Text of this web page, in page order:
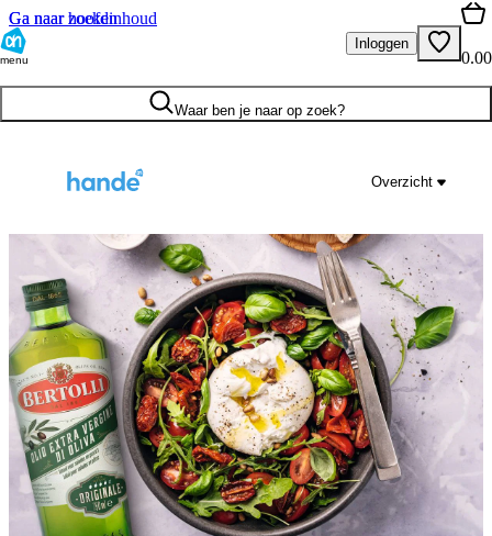
Ga naar hoofdinhoud
Ga naar zoeken
menu
Inloggen
0.00
Waar ben je naar op zoek?
Overzicht